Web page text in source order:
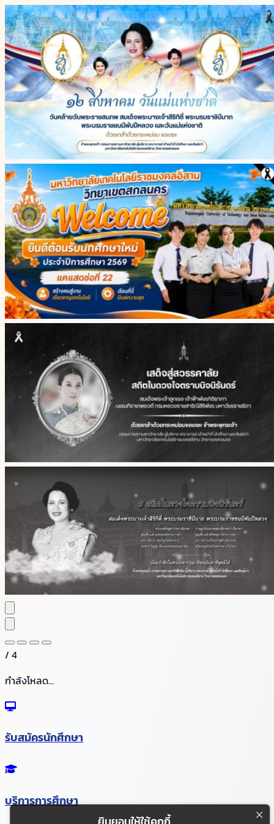
/ 4
กำลังโหลด...
รับสมัครนักศึกษา
บริการการศึกษา